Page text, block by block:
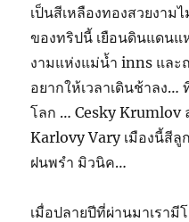
เป็นสีเหลืองทองสวยงา
ของทริปนี้ เยือนดินแดนแ
งามแห่งแม่น้ำ inns และ
อยากให้เวลาเดินช้าลง
โลก … Cesky Krumlov
Karlovy Vary เมืองนี้สี
ฝนพรำ มิวนิค…
เมื่อปลายปีที่ผ่านมาเรามี